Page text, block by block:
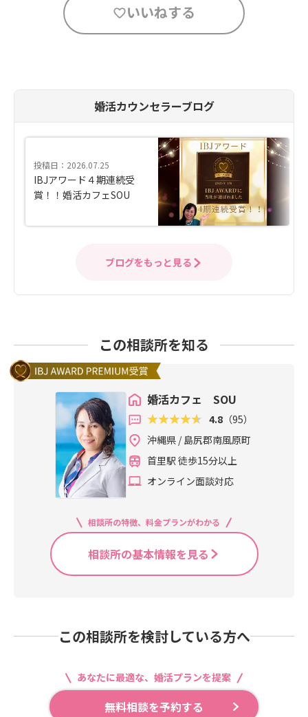
いいねする
婚活カウンセラーブログ
投稿日：2026.07.25
IBJアワード４期連続受
賞！！婚活カフェSOU
ブログをもっと見る
この相談所を知る
婚活カフェ SOU
4.8 （95）
沖縄県 / 島尻郡南風原町
首里駅 徒歩15分以上
オンライン面談対応
相談所の特徴、料金プランがわかる
相談所の基本情報を見る
この相談所を検討している方へ
あなたに最適な、婚活プランを提案
無料相談を予約する